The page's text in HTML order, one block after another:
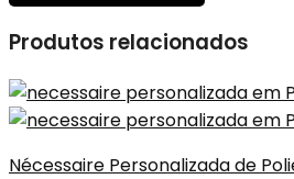
Produtos relacionados
Nécessaire Personalizada de